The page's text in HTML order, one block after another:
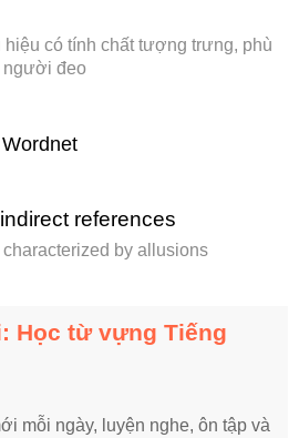
hiệu có tính chất tượng trưng, phù
người đeo
references
by allusions
Học từ vựng Tiếng
mỗi ngày, luyện nghe, ôn tập và